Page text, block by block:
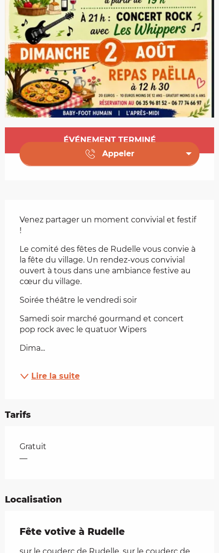
Ouverture et coordonnées
ÉVÉNEMENT TERMINÉ
Appeler
Venez partager un moment convivial et festif
!
Le comité des fêtes de Rudelle vous convie à
la fête du village. Un rendez-vous convivial
ouvert à tous dans une ambiance festive au
cœur du village.
Soirée théâtre le vendredi soir
Samedi soir marché gourmand et concert
pop rock avec le quatuor Wipers
Dima...
Lire la suite
Tarifs
Tarifs 2026
Gratuit
—
Localisation
Fête votive à Rudelle